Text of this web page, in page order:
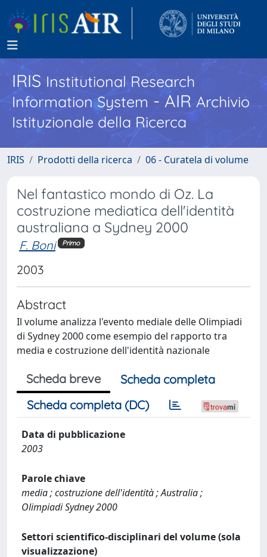
IRISInstitutional Research
Information System - AIR Archivio
Istituzionale della Ricerca
IRIS Prodotti della ricerca 06 - Curatela di volume
Nel fantastico mondo di Oz. La
costruzione mediatica dell'identità
australiana a Sydney 2000
F. Boni Primo
2003
Abstract
Il volume analizza l'evento mediale delle Olimpiadi
di Sydney 2000 come esempio del rapporto tra
media e costruzione dell'identità nazionale
Scheda breve
Scheda completa
Scheda completa (DC)
Data di pubblicazione
2003
Parole chiave
media ; costruzione dell'identità ; Australia ;
Olimpiadi Sydney 2000
Settori scientifico-disciplinari del volume (sola
visualizzazione)